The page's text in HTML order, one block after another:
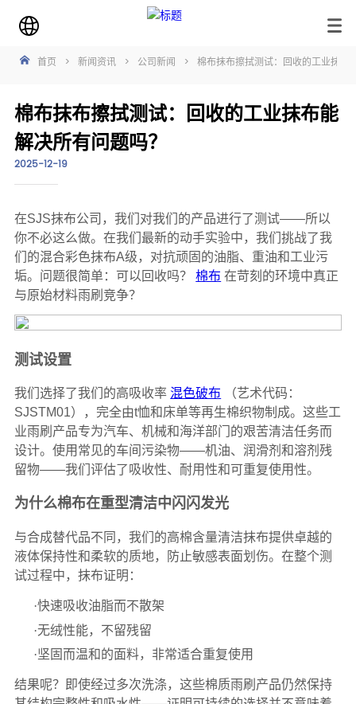
首页 > 新闻资讯 > 公司新闻 > 棉布抹布擦拭测试：回收的工业抹布
棉布抹布擦拭测试：回收的工业抹布能
解决所有问题吗？
2025-12-19